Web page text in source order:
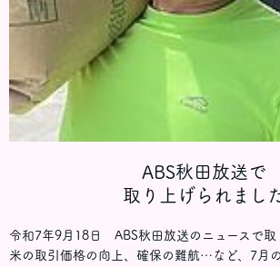
ABS秋田放送で
取り上げられまし
令和7年9月18日 ABS秋田放送のニュースで取
米の取引価格の向上、確保の難航…など、7月